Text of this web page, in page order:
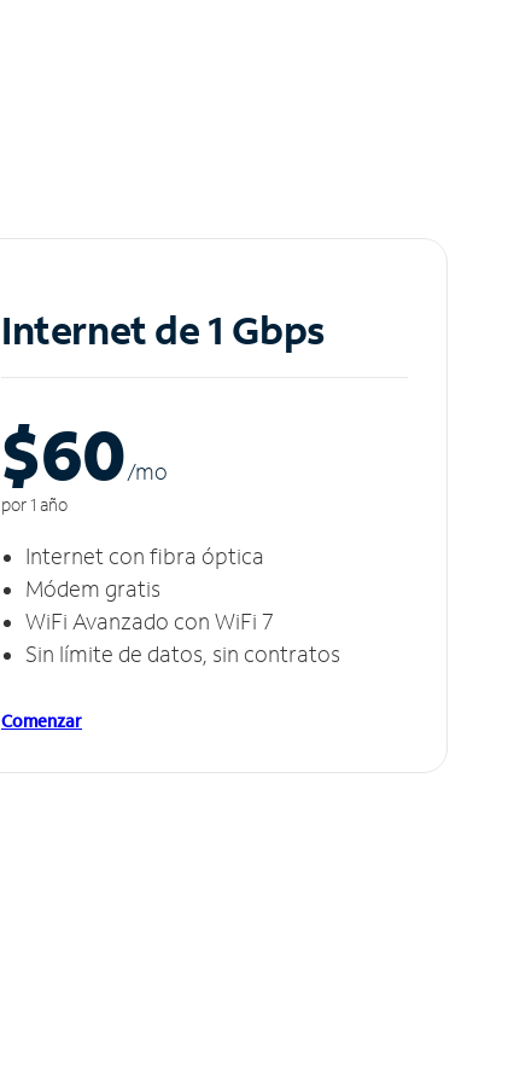
Internet de 1 Gbps
$60/mo
por 1 año
Internet con fibra óptica
Módem gratis
WiFi Avanzado con WiFi 7
Sin límite de datos, sin contratos
Comenzar